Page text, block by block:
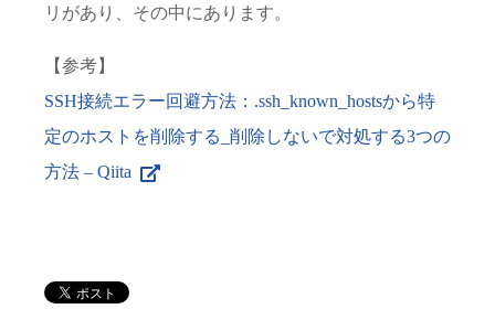
リがあり、その中にあります。
【参考】
SSH接続エラー回避方法：.ssh_known_hostsから特
定のホストを削除する_削除しないで対処する3つの
方法 – Qiita